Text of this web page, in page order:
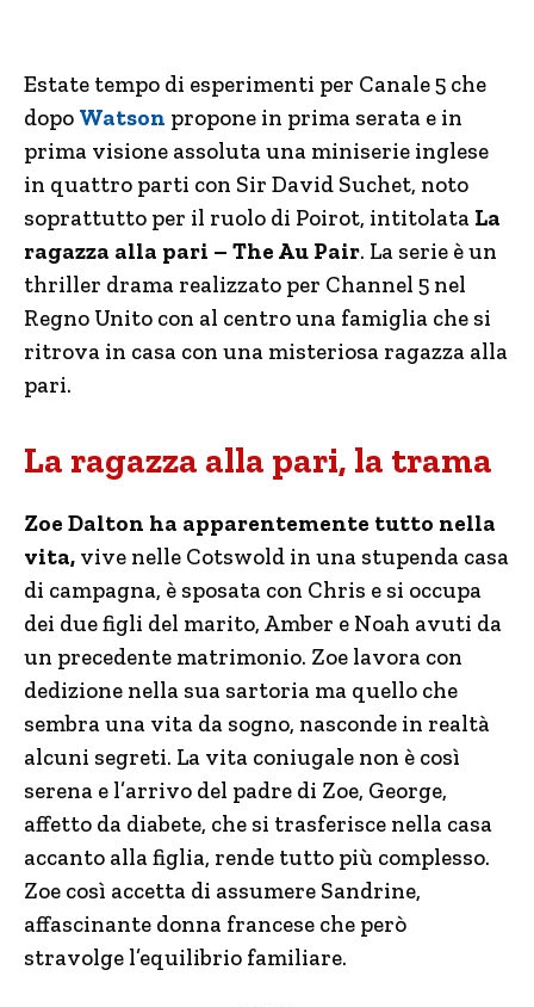
Estate tempo di esperimenti per Canale 5 che
dopo Watson propone in prima serata e in
prima visione assoluta una miniserie inglese
in quattro parti con Sir David Suchet, noto
soprattutto per il ruolo di Poirot, intitolata La
ragazza alla pari – The Au Pair. La serie è un
thriller drama realizzato per Channel 5 nel
Regno Unito con al centro una famiglia che si
ritrova in casa con una misteriosa ragazza alla
pari.
La ragazza alla pari, la trama
Zoe Dalton ha apparentemente tutto nella
vita, vive nelle Cotswold in una stupenda casa
di campagna, è sposata con Chris e si occupa
dei due figli del marito, Amber e Noah avuti da
un precedente matrimonio. Zoe lavora con
dedizione nella sua sartoria ma quello che
sembra una vita da sogno, nasconde in realtà
alcuni segreti. La vita coniugale non è così
serena e l’arrivo del padre di Zoe, George,
affetto da diabete, che si trasferisce nella casa
accanto alla figlia, rende tutto più complesso.
Zoe così accetta di assumere Sandrine,
affascinante donna francese che però
stravolge l’equilibrio familiare.